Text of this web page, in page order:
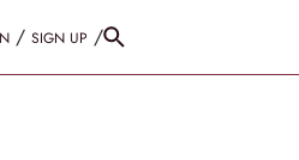
/ SIGN UP /